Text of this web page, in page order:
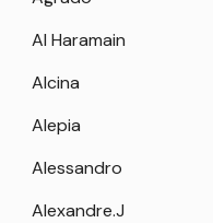
Al Haramain
Alcina
Alepia
Alessandro
Alexandre.J